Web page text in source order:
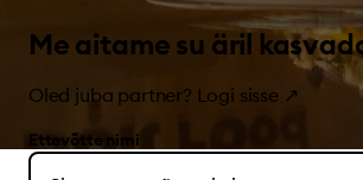
Me aitame su äril
Oled juba partner? Logi sisse↗
Ettevõtte nimi